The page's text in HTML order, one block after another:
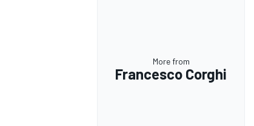
More from
Francesco Corghi